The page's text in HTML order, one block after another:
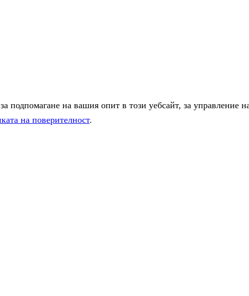
подпомагане на вашия опит в този уебсайт, за управление
на поверителност.